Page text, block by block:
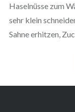
Haselnüsse zum
sehr klein
Sahne erhitzen,